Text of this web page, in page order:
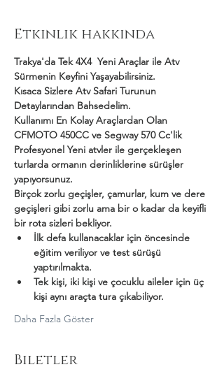
Etkinlik hakkında
Trakya'da Tek 4X4  Yeni Araçlar ile Atv
Sürmenin Keyfini Yaşayabilirsiniz.
Kısaca Sizlere Atv Safari Turunun
Detaylarından Bahsedelim.
Kullanımı En Kolay Araçlardan Olan
CFMOTO 450CC ve Segway 570 Cc'lik
Profesyonel Yeni atvler ile gerçekleşen
turlarda ormanın derinliklerine sürüşler
yapıyorsunuz.
Birçok zorlu geçişler, çamurlar, kum ve dere
geçişleri gibi zorlu ama bir o kadar da keyifli
bir rota sizleri bekliyor.
İlk defa kullanacaklar için öncesinde
eğitim veriliyor ve test sürüşü
yaptırılmakta.
Tek kişi, iki kişi ve çocuklu aileler için üç
kişi aynı araçta tura çıkabiliyor.
Daha Fazla Göster
Biletler